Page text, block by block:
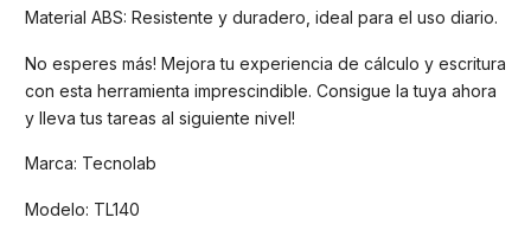
Material ABS: Resistente y duradero, ideal para el uso diario.
No esperes más! Mejora tu experiencia de cálculo y escritura
con esta herramienta imprescindible. Consigue la tuya ahora
y lleva tus tareas al siguiente nivel!
Marca: Tecnolab
Modelo: TL140